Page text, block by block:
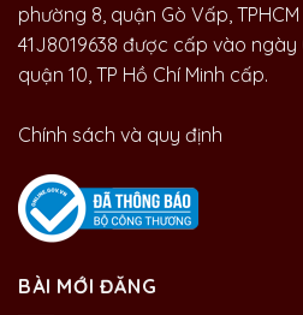
phường 8, quận Gò Vấp,
41J8019638 được cấp vào
quận 10, TP Hồ Chí Minh cấp.
Chính sách và quy định
BÀI MỚI ĐĂNG